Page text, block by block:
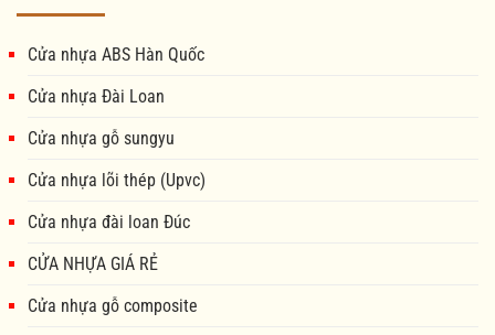
Cửa nhựa ABS Hàn Quốc
Cửa nhựa Đài Loan
Cửa nhựa gỗ sungyu
Cửa nhựa lõi thép (Upvc)
Cửa nhựa đài loan Đúc
CỬA NHỰA GIÁ RẺ
Cửa nhựa gỗ composite